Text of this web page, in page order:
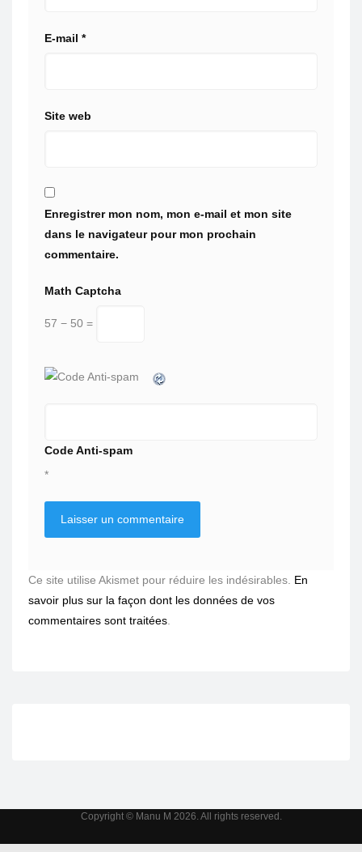
E-mail *
Site web
Enregistrer mon nom, mon e-mail et mon site
dans le navigateur pour mon prochain
commentaire.
Math Captcha
57 − 50 =
Code Anti-spam
*
Ce site utilise Akismet pour réduire les indésirables. En
savoir plus sur la façon dont les données de vos
commentaires sont traitées.
Copyright © Manu M 2026. All rights reserved.